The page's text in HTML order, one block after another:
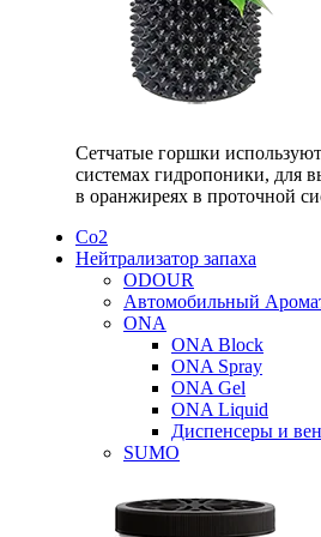
Сетчатые горшки
системах гидропоники, для
в оранжиреях в проточной
Со2
Нейтрализатор запаха
ODOUR
Автомобильный
ONA
ONA Block
ONA Spray
ONA Gel
ONA Liquid
Диспенсеры и
SUMO